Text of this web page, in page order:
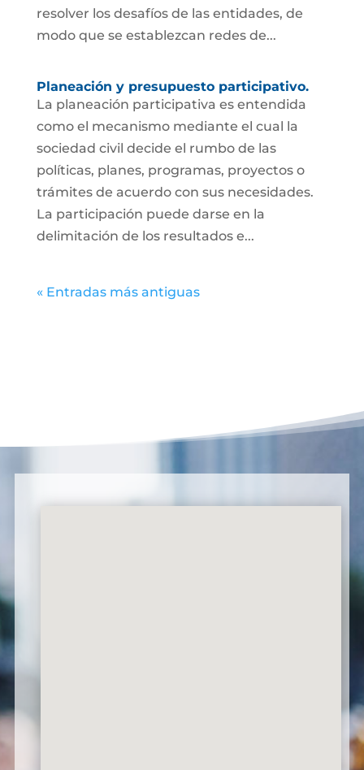
resolver los desafíos de las entidades, de
modo que se establezcan redes de...
Planeación y presupuesto participativo.
La planeación participativa es entendida
como el mecanismo mediante el cual la
sociedad civil decide el rumbo de las
políticas, planes, programas, proyectos o
trámites de acuerdo con sus necesidades.
La participación puede darse en la
delimitación de los resultados e...
« Entradas más antiguas